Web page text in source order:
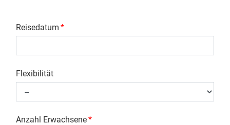
Reisedatum *
Flexibilität
Anzahl Erwachsene*